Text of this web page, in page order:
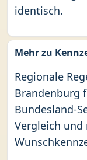
identisch.
Mehr zu
Regionale
Brandenburg
Bundesland-
Vergleich und